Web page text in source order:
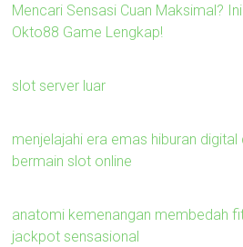
Mencari Sensasi Cuan Maksimal?
Okto88 Game Lengkap!
slot server luar
menjelajahi era emas hiburan
bermain slot online
anatomi kemenangan membedah
jackpot sensasional